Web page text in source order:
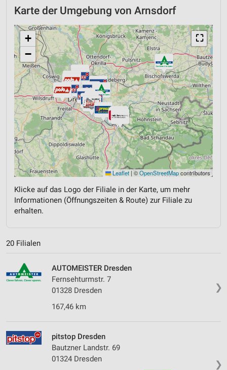
Karte der Umgebung von Arnsdorf
⛶
+
−
Leaflet | ©OpenStreetMapcontributors
Klicke auf das Logo der Filiale in der Karte, um mehr
Informationen (Öffnungszeiten & Route) zur Filiale zu
erhalten.
20 Filialen
❯
AUTOMEISTER Dresden
Fernsehturmstr. 7
01328 Dresden
167,46 km
❯
pitstop Dresden
Bautzner Landstr. 69
01324 Dresden